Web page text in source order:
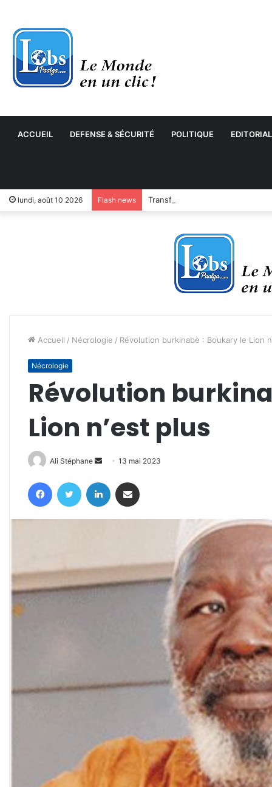
ACCUEIL DEFENSE & SÉCURITÉ POLITIQUE EDITORIAL
lundi, août 10 2026 Flash news Transformation numérique : le
Accueil / Nécrologie / Révolution burkinabè : Boukary le Lion
Nécrologie
Révolution
Lion n’est plus
Ali Stéphane
Envoyer
courriel
13 mai 2023
FacebookTwitter Linkedin